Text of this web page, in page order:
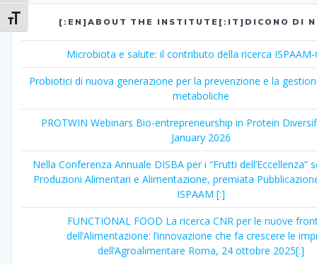
Attiva/disattiva dimensione testo
[:EN]ABOUT THE INSTITUTE[:IT]DICONO DI
Microbiota e salute: il contributo della ricerca ISPAAM-
Probiotici di nuova generazione per la prevenzione e la
metaboliche
PROTWIN Webinars Bio-entrepreneurship in Protein
January 2026
Nella Conferenza Annuale DISBA per i “Frutti dell’Eccellenza”
Produzioni Alimentari e Alimentazione, premiata
ISPAAM [:]
FUNCTIONAL FOOD La ricerca CNR per le nuove
dell’Alimentazione: l’innovazione che fa crescere le
dell’Agroalimentare Roma, 24 ottobre 2025[:]